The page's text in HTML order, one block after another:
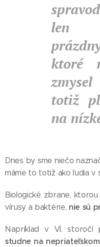
len
ktoré
totiž
na
Dnes by sme niečo
máme to totiž ako ľudia v
Biologické zbrane,
vírusy a baktérie, nie sú
Napríklad v VI. storočí
studne na